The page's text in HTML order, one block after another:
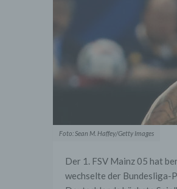
Foto: Sean M. Haffey/Getty Images
Der 1. FSV Mainz 05 hat
wechselte der Bundesliga-